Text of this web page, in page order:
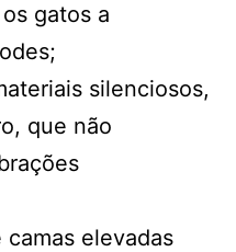
gatos a
silenciosos,
que não
elevadas